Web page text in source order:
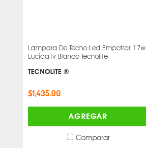
Lampara De Techo Led Empotrar 17w
Lucida Iv Blanco Tecnolite -
TECNOLITE ®
$1,435.00
AGREGAR
Comparar